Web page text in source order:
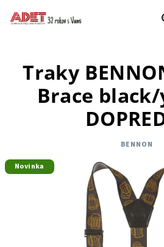
Traky
Brace
BENNON
Novinka